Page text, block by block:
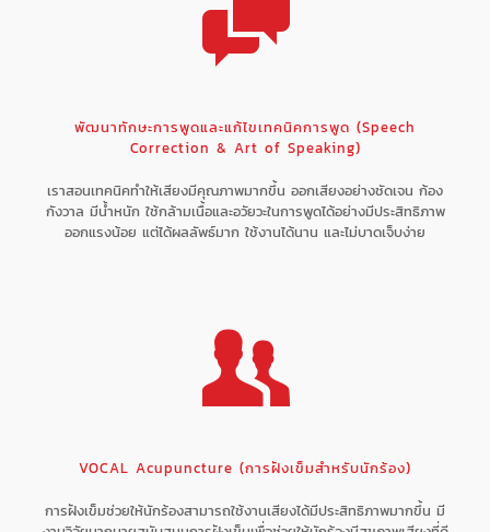
พัฒนาทักษะการพูดและแก้ไขเทคนิคการพูด (Speech
Correction & Art of Speaking)
เราสอนเทคนิคทำให้เสียงมีคุณภาพมากขึ้น ออกเสียงอย่างชัดเจน ก้อง
กังวาล มีน้ำหนัก ใช้กล้ามเนื้อและอวัยวะในการพูดได้อย่างมีประสิทธิภาพ
ออกแรงน้อย แต่ได้ผลลัพธ์มาก ใช้งานได้นาน และไม่บาดเจ็บง่าย
VOCAL Acupuncture (การฝังเข็มสำหรับนักร้อง)
การฝังเข็มช่วยให้นักร้องสามารถใช้งานเสียงได้มีประสิทธิภาพมากขึ้น มี